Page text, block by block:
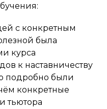
с конкретным
была
курса
к наставничеству
подробно были
конкретные
тьютора